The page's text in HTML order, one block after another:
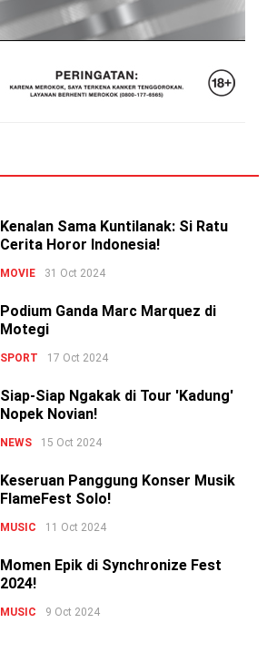
Kenalan Sama Kuntilanak: Si Ratu
Cerita Horor Indonesia!
MOVIE 31 Oct 2024
Podium Ganda Marc Marquez di
Motegi
SPORT 17 Oct 2024
Siap-Siap Ngakak di Tour 'Kadung'
Nopek Novian!
NEWS 15 Oct 2024
Keseruan Panggung Konser Musik
FlameFest Solo!
MUSIC 11 Oct 2024
Momen Epik di Synchronize Fest
2024!
MUSIC 9 Oct 2024